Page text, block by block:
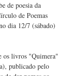
de poesia da
de Poemas
dia 12/7 (sábado)
os livros "Quimera"
publicado pelo